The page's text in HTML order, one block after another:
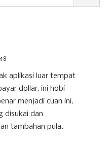
aplikasi luar tempat
dollar, ini hobi
menjadi cuan ini,
disukai dan
tambahan pula.